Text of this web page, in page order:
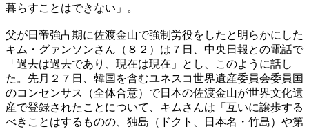
暮らすことはできない」。
父が日帝強占期に佐渡金山で強制労役をしたと明らかにした
キム・グァンソンさん（８２）は７日、中央日報との電話で
「過去は過去であり、現在は現在」とし、このように話し
た。先月２７日、韓国を含むユネスコ世界遺産委員会委員国
のコンセンサス（全体合意）で日本の佐渡金山が世界文化遺
産で登録されたことについて、キムさんは「互いに譲歩する
べきことはするものの、独島（ドクト、日本名・竹島）や第